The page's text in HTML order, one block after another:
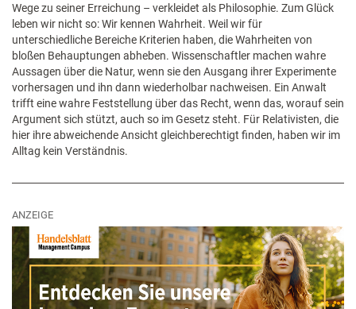
Wege zu seiner Erreichung – verkleidet als Philosophie. Zum Glück
leben wir nicht so: Wir kennen Wahrheit. Weil wir für
unterschiedliche Bereiche Kriterien haben, die Wahrheiten von
bloßen Behauptungen abheben. Wissenschaftler machen wahre
Aussagen über die Natur, wenn sie den Ausgang ihrer Experimente
vorhersagen und ihn dann wiederholbar nachweisen. Ein Anwalt
trifft eine wahre Feststellung über das Recht, wenn das, worauf sein
Argument sich stützt, auch so im Gesetz steht. Für Relativisten, die
hier ihre abweichende Ansicht gleichberechtigt finden, haben wir im
Alltag kein Verständnis.
ANZEIGE